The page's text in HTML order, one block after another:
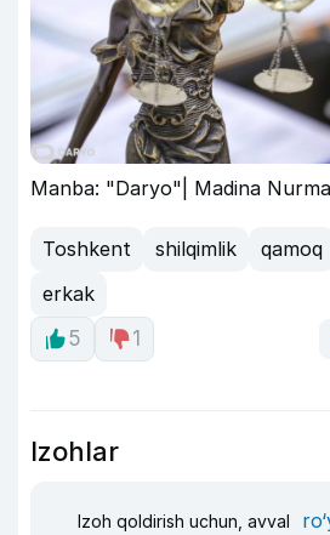
Manba: "Daryo"| Madina
Toshkent shilqimlik qamoq
erkak
5
1
Izohlar
Izoh qoldirish uchun, avval